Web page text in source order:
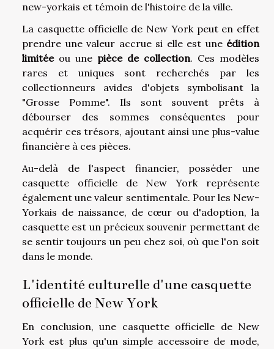
new-yorkais et témoin de l'histoire de la ville.
La casquette officielle de New York peut en effet
prendre une valeur accrue si elle est une édition
limitéeou une pièce de collection. Ces modèles
rares et uniques sont recherchés par les
collectionneurs avides d'objets symbolisant la
"Grosse Pomme". Ils sont souvent prêts à
débourser des sommes conséquentes pour
acquérir ces trésors, ajoutant ainsi une plus-value
financière à ces pièces.
Au-delà de l'aspect financier, posséder une
casquette officielle de New York représente
également une valeur sentimentale. Pour les New-
Yorkais de naissance, de cœur ou d'adoption, la
casquette est un précieux souvenir permettant de
se sentir toujours un peu chez soi, où que l'on soit
dans le monde.
L'identité culturelle d'une casquette
officielle de New York
En conclusion, une casquette officielle de New
York est plus qu'un simple accessoire de mode,